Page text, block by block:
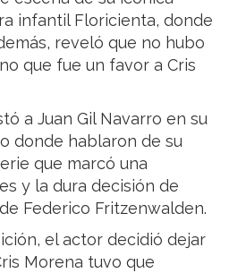
infantil Floricienta, donde
reveló que no hubo
que fue un favor a Cris
a Juan Gil Navarro en su
donde hablaron de su
que marcó una
y la dura decisión de
Federico Fritzenwalden.
el actor decidió dejar
Morena tuvo que